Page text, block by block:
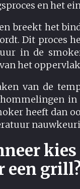
en het
breekt het
Dit proces
in de
het
van de
heeft dan
een